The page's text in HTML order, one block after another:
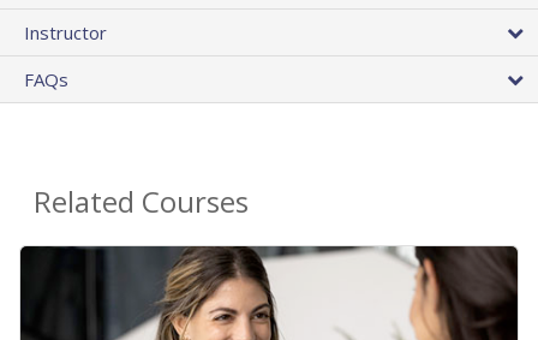
Instructor
FAQs
Related Courses